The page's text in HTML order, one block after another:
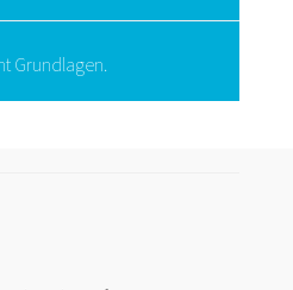
Grundlagen.